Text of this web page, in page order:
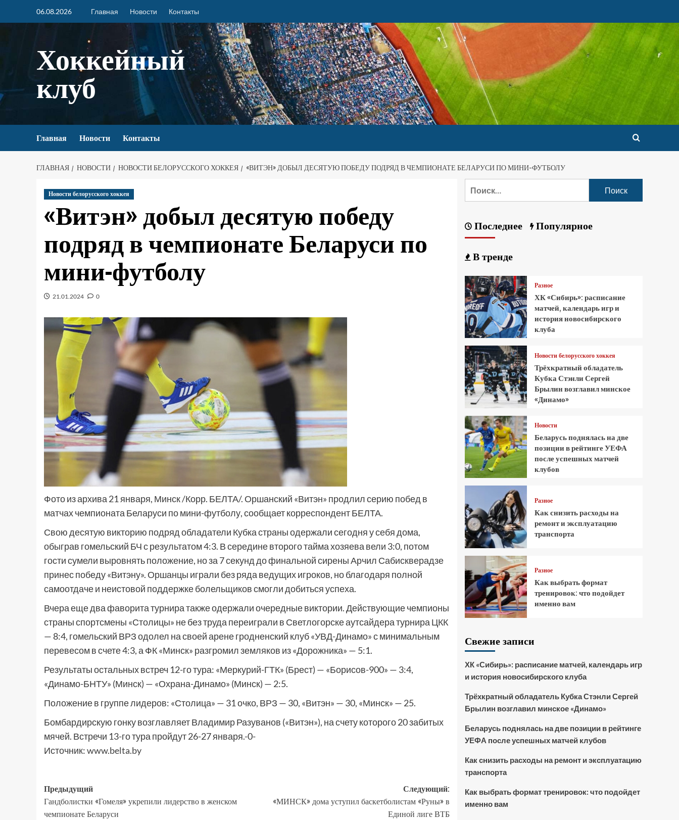
06.08.2026 Главная Новости Контакты
Хоккейный
клуб
Главная Новости Контакты
ГЛАВНАЯ НОВОСТИ НОВОСТИ БЕЛОРУССКОГО ХОККЕЯ «ВИТЭН» ДОБЫЛ ДЕСЯТУЮ ПОБЕДУ ПОДРЯД В ЧЕМПИОНАТЕ БЕЛАРУСИ ПО МИНИ-ФУТБОЛУ
Новости белорусского хоккея
«Витэн» добыл десятую победу
подряд в чемпионате Беларуси по
мини-футболу
21.01.2024 0
Фото из архива 21 января, Минск /Корр. БЕЛТА/. Оршанский «Витэн» продлил серию побед в
матчах чемпионата Беларуси по мини-футболу, сообщает корреспондент БЕЛТА.
Свою десятую викторию подряд обладатели Кубка страны одержали сегодня у себя дома,
обыграв гомельский БЧ с результатом 4:3. В середине второго тайма хозяева вели 3:0, потом
гости сумели выровнять положение, но за 7 секунд до финальной сирены Арчил Сабискверадзе
принес победу «Витэну». Оршанцы играли без ряда ведущих игроков, но благодаря полной
самоотдаче и неистовой поддержке болельщиков смогли добиться успеха.
Вчера еще два фаворита турнира также одержали очередные виктории. Действующие чемпионы
страны спортсмены «Столицы» не без труда переиграли в Светлогорске аутсайдера турнира ЦКК
— 8:4, гомельский ВРЗ одолел на своей арене гродненский клуб «УВД-Динамо» с минимальным
перевесом в счете 4:3, а ФК «Минск» разгромил земляков из «Дорожника» — 5:1.
Результаты остальных встреч 12-го тура: «Меркурий-ГТК» (Брест) — «Борисов-900» — 3:4,
«Динамо-БНТУ» (Минск) — «Охрана-Динамо» (Минск) — 2:5.
Положение в группе лидеров: «Столица» — 31 очко, ВРЗ — 30, «Витэн» — 30, «Минск» — 25.
Бомбардирскую гонку возглавляет Владимир Разуванов («Витэн»), на счету которого 20 забитых
мячей. Встречи 13-го тура пройдут 26-27 января.-0-
Источник:www.belta.by
Предыдущий
Гандболистки «Гомеля» укрепили лидерство в женском
чемпионате Беларуси
Следующий:
«МИНСК» дома уступил баскетболистам «Руны» в
Единой лиге ВТБ
Последнее Популярное
В тренде
Разное
ХК «Сибирь»: расписание
матчей, календарь игр и
история новосибирского
клуба
Новости белорусского хоккея
Трёхкратный обладатель
Кубка Стэнли Сергей
Брылин возглавил минское
«Динамо»
Новости
Беларусь поднялась на две
позиции в рейтинге УЕФА
после успешных матчей
клубов
Разное
Как снизить расходы на
ремонт и эксплуатацию
транспорта
Разное
Как выбрать формат
тренировок: что подойдет
именно вам
Свежие записи
ХК «Сибирь»: расписание матчей, календарь игр
и история новосибирского клуба
Трёхкратный обладатель Кубка Стэнли Сергей
Брылин возглавил минское «Динамо»
Беларусь поднялась на две позиции в рейтинге
УЕФА после успешных матчей клубов
Как снизить расходы на ремонт и эксплуатацию
транспорта
Как выбрать формат тренировок: что подойдет
именно вам